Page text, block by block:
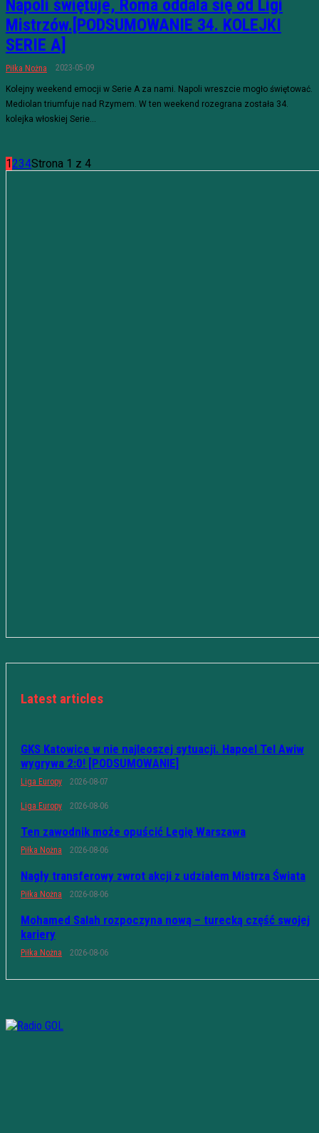
Napoli świętuje, Roma oddala się od Ligi
Mistrzów.[PODSUMOWANIE 34. KOLEJKI
SERIE A]
Piłka Nożna 2023-05-09
Kolejny weekend emocji w Serie A za nami. Napoli wreszcie mogło świętować.
Mediolan triumfuje nad Rzymem. W ten weekend rozegrana została 34.
kolejka włoskiej Serie...
1234Strona 1 z 4
Latest articles
GKS Katowice w nie najleoszej sytuacji. Hapoel Tel Awiw
wygrywa 2:0! [PODSUMOWANIE]
Liga Europy 2026-08-07
Liga Europy 2026-08-06
Ten zawodnik może opuścić Legię Warszawa
Piłka Nożna 2026-08-06
Nagły transferowy zwrot akcji z udziałem Mistrza Świata
Piłka Nożna 2026-08-06
Mohamed Salah rozpoczyna nową – turecką część swojej
kariery
Piłka Nożna 2026-08-06